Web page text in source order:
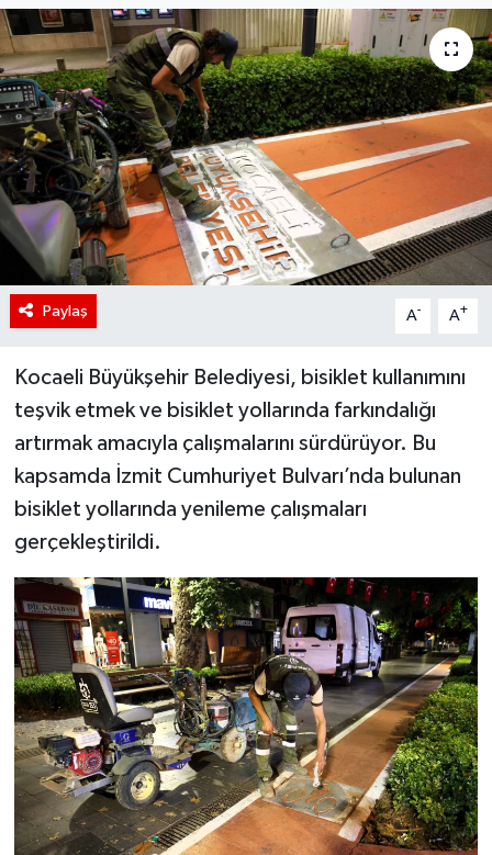
Paylaş A- A+
Kocaeli Büyükşehir Belediyesi, bisiklet kullanımını
teşvik etmek ve bisiklet yollarında farkındalığı
artırmak amacıyla çalışmalarını sürdürüyor. Bu
kapsamda İzmit Cumhuriyet Bulvarı’nda bulunan
bisiklet yollarında yenileme çalışmaları
gerçekleştirildi.